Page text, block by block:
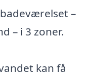
–
– i 3 zoner.
kan få